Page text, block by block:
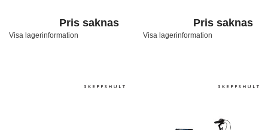
Pris saknas
Visa lagerinformation
Pris saknas
Visa lagerinformation